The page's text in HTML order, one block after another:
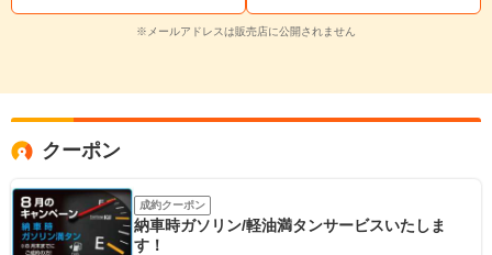
※メールアドレスは販売店に公開されません
クーポン
成約クーポン
納車時ガソリン/軽油満タンサービスいたしま
す！